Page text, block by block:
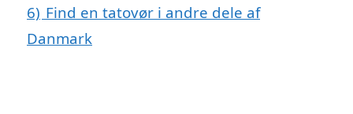
6) Find en tatovør i andre dele af
Danmark